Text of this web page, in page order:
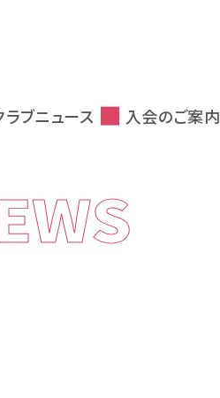
ラブニュース 入会のご案内